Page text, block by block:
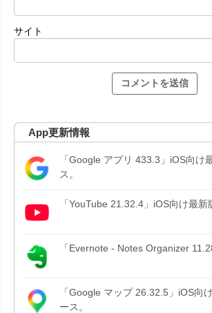
サイト
App更新情報
「Google アプリ 433.3」iOS向け
ス。
「YouTube 21.32.4」iOS向け最新
「Evernote - Notes Organizer
「Google マップ 26.32.5」iOS向
ース。